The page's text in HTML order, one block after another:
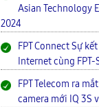
Asian Technology
2024
FPT Connect Sự
Internet cùng FPT-
FPT Telecom ra
camera mới IQ 3S